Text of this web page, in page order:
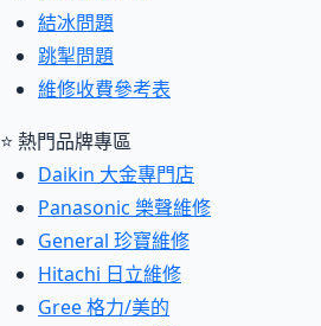
結冰問題
跳掣問題
維修收費參考表
⭐ 熱門品牌專區
Daikin 大金專門店
Panasonic 樂聲維修
General 珍寶維修
Hitachi 日立維修
Gree 格力/美的